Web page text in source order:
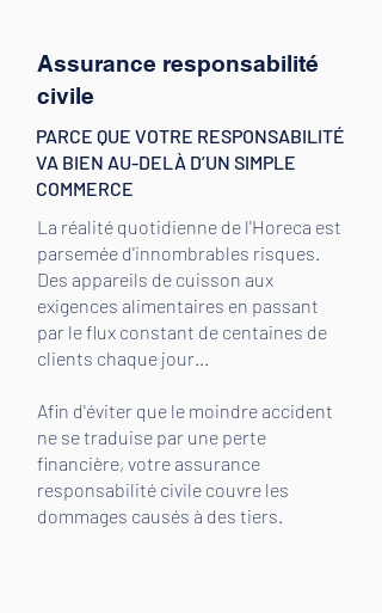
Assurance responsabilité
civile
PARCE QUE VOTRE RESPONSABILITÉ
VA BIEN AU-DELÀ D’UN SIMPLE
COMMERCE
La réalité quotidienne de l'Horeca est
parsemée d'innombrables risques.
Des appareils de cuisson aux
exigences alimentaires en passant
par le flux constant de centaines de
clients chaque jour...
Afin d'éviter que le moindre accident
ne se traduise par une perte
financière, votre assurance
responsabilité civile couvre les
dommages causés à des tiers.